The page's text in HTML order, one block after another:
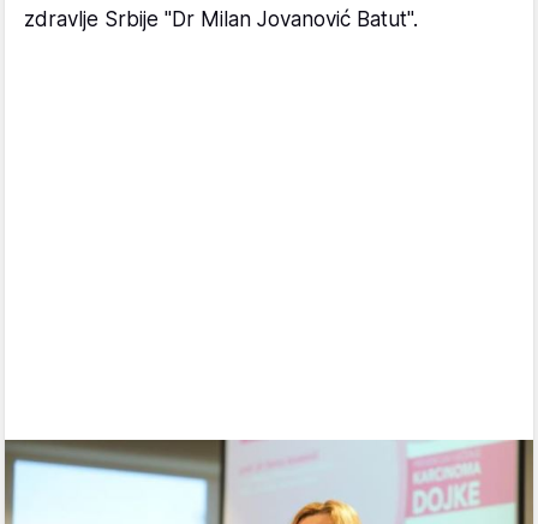
zdravlje Srbije "Dr Milan Jovanović Batut".